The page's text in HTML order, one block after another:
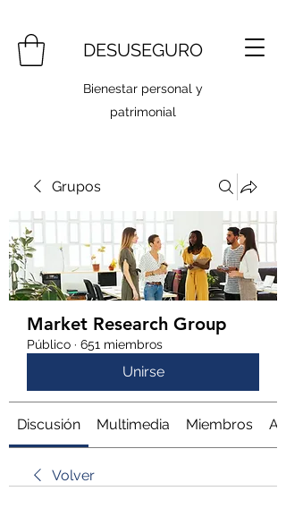
DESUSEGURO
Bienestar personal y
patrimonial
Grupos
Market Research Group
Público · 651 miembros
Unirse
Discusión Multimedia Miembros
Volver